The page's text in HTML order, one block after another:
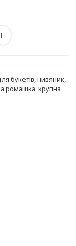
букетів,нивяник,
ромашка,крупна